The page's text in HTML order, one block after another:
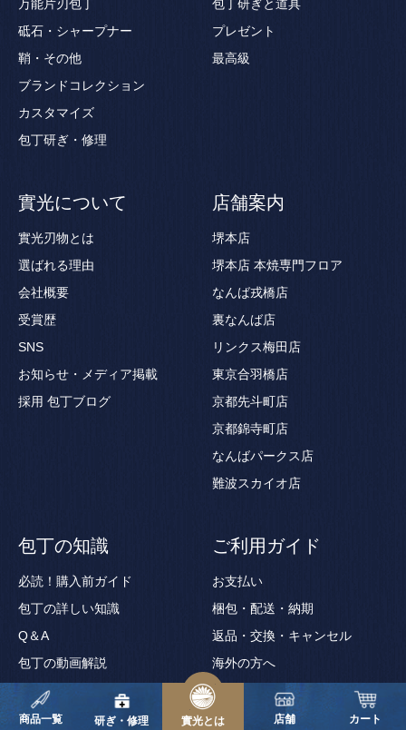
万能片刃包丁
砥石・シャープナー
鞘・その他
ブランドコレクション
カスタマイズ
包丁研ぎ・修理
包丁研ぎと道具
プレゼント
最高級
實光について
實光刃物とは
選ばれる理由
会社概要
受賞歴
SNS
お知らせ・メディア掲載
採用 包丁ブログ
店舗案内
堺本店
堺本店 本焼専門フロア
なんば戎橋店
裏なんば店
リンクス梅田店
東京合羽橋店
京都先斗町店
京都錦寺町店
なんばパークス店
難波スカイオ店
包丁の知識
必読！購入前ガイド
包丁の詳しい知識
Q＆A
包丁の動画解説
包丁用語集
ご利用ガイド
お支払い
梱包・配送・納期
返品・交換・キャンセル
海外の方へ
ギフトサービス
ギフト券の使い方
商品一覧 研ぎ・修理 實光とは 店舗 カート